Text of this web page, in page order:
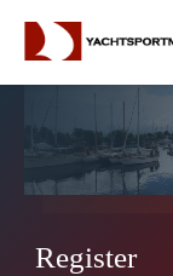
Register